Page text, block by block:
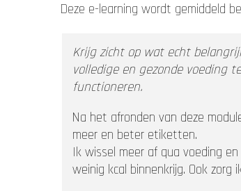
Deze e-learning wordt gemiddeld
Krijg zicht op wat echt
volledige en gezonde voeding
functioneren.
Na het afronden van deze
meer en beter etiketten.
Ik wissel meer af qua voeding
weinig kcal binnenkrijg. Ook zorg